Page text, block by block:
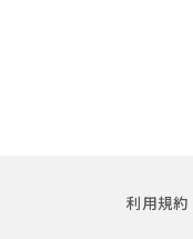
利用規約